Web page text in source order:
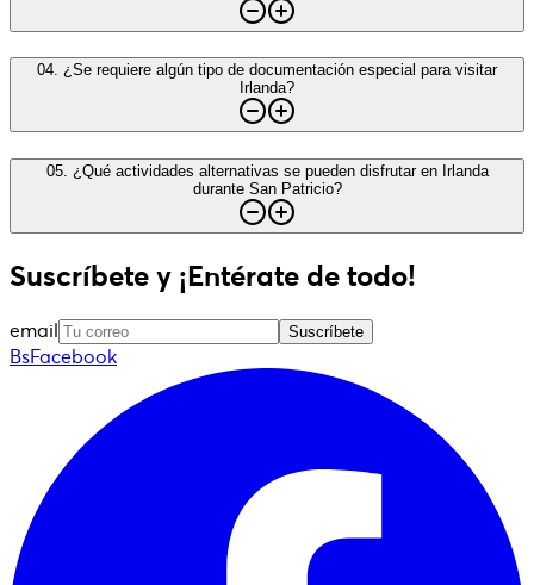
04. ¿Se requiere algún tipo de documentación especial para visitar
Irlanda?
05. ¿Qué actividades alternativas se pueden disfrutar en Irlanda
durante San Patricio?
Suscríbete y ¡Entérate de todo!
email Suscríbete
BsFacebook